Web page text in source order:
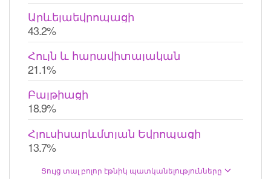
Արևելաեվրոպացի
43.2%
Հույն և հարավիտալական
21.1%
Բալթիացի
18.9%
Հյուսիսարևմտյան Եվրոպացի
13.7%
Ցույց տալ բոլոր էթնիկ պատկանելությունները